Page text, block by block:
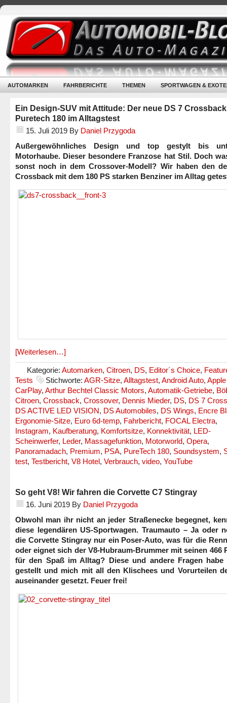
AUTOMARKEN FAHRBERICHTE THEMEN SPORTWAGEN &
Ein Design-SUV mit Attitude: Der neue DS 7 Crossback
Puretech 180 im Alltagstest
15. Juli 2019 By Daniel Przygoda
Außergewöhnliches Design und top gestylt bis
Motorhaube. Dieser besondere Franzose hat Stil. Doch
sonst noch in dem Crossover-Modell? Wir haben den
Crossback mit dem 180 PS starken Benziner im Alltag
[Weiterlesen…]
Kategorie: Automarken, Citroen, DS, Editor´s Choice,
Tests
Stichworte: AGR-Sitze, Alltagstest, Android Auto, Apple
CarPlay, Arthur Bechtel Classic Motors, Automatik-Getriebe,
Citroen, Crossback, Crossover, Dennis Mieder, DS, DS 7
DS ACTIVE LED VISION, DS Automobiles, DS Wings, Encre
Ergonomie-Sitze, Euro 6d-temp, Fahrbericht, FOCAL Electra,
Instagram, Kaufberatung, Komfortsitze, Konnektivität, LED-
Scheinwerfer, Leder, Massagefunktion, Motorworld, Opera,
Panoramadach, Premium, PSA, PureTech 180, Soundsystem,
test, Testbericht, V8 Hotel, Verbrauch, video, YouTube
So geht V8! Wir fahren die Corvette C7 Stingray
16. Juni 2019 By Daniel Przygoda
Obwohl man ihr nicht an jeder Straßenecke begegnet,
diese legendären US-Sportwagen. Traumauto – Ja oder
die Corvette Stingray nur ein Poser-Auto, was für die
oder eignet sich der V8-Hubraum-Brummer mit seinen 466
für den Spaß im Alltag? Diese und andere Fragen
gestellt und mich mit all den Klischees und Vorurteilen
auseinander gesetzt. Feuer frei!